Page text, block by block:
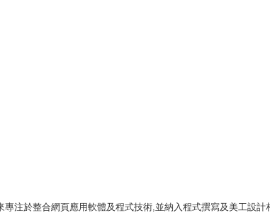
專注於整合網頁應用軟體及程式技術,並納入程式撰寫及美工設計